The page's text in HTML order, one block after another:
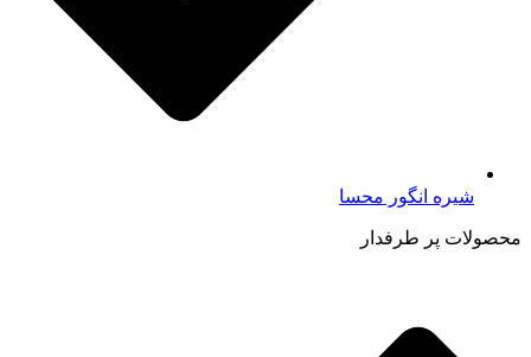
شیره انگور محسا
محصولات پر طرفدار